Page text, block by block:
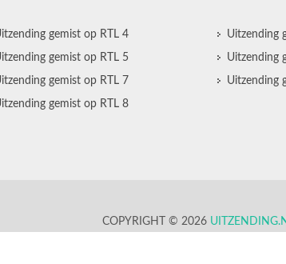
gemist op RTL 4
gemist op RTL 5
gemist op RTL 7
gemist op RTL 8
Uitzending
Uitzending
Uitzending
COPYRIGHT © 2026